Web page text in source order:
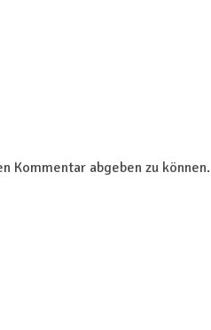
Kommentar abgeben zu können.